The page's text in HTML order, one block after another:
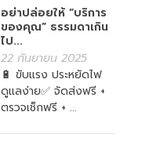
อย่าปล่อยให้ “บริการ
ของคุณ” ธรรมดาเกิน
ไป...
22 กันยายน 2025
🔋 ขับแรง ประหยัดไฟ
ดูแลง่าย✅ จัดส่งฟรี +
ตรวจเช็กฟรี + ...